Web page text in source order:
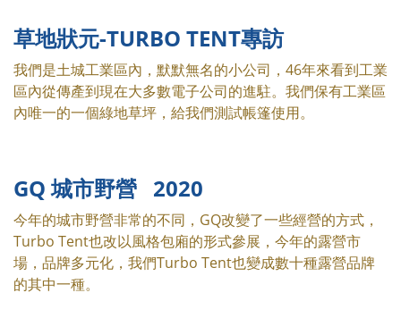
草地狀元-TURBO TENT專訪
我們是土城工業區內，默默無名的小公司，46年來看到工業
區內從傳產到現在大多數電子公司的進駐。我們保有工業區
內唯一的一個綠地草坪，給我們測試帳篷使用。
GQ 城市野營 2020
今年的城市野營非常的不同，GQ改變了一些經營的方式，
Turbo Tent也改以風格包廂的形式參展，今年的露營市
場，品牌多元化，我們Turbo Tent也變成數十種露營品牌
的其中一種。